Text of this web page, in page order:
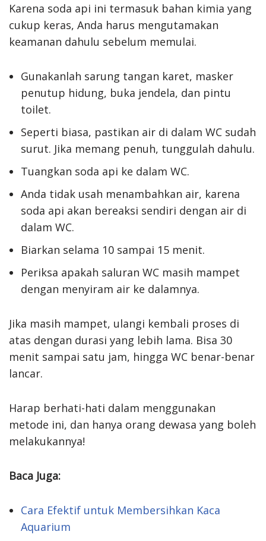
Karena soda api ini termasuk bahan kimia yang
cukup keras, Anda harus mengutamakan
keamanan dahulu sebelum memulai.
Gunakanlah sarung tangan karet, masker
penutup hidung, buka jendela, dan pintu
toilet.
Seperti biasa, pastikan air di dalam WC sudah
surut. Jika memang penuh, tunggulah dahulu.
Tuangkan soda api ke dalam WC.
Anda tidak usah menambahkan air, karena
soda api akan bereaksi sendiri dengan air di
dalam WC.
Biarkan selama 10 sampai 15 menit.
Periksa apakah saluran WC masih mampet
dengan menyiram air ke dalamnya.
Jika masih mampet, ulangi kembali proses di
atas dengan durasi yang lebih lama. Bisa 30
menit sampai satu jam, hingga WC benar-benar
lancar.
Harap berhati-hati dalam menggunakan
metode ini, dan hanya orang dewasa yang boleh
melakukannya!
Baca Juga:
Cara Efektif untuk Membersihkan Kaca
Aquarium